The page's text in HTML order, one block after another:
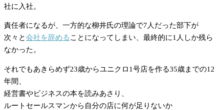
社に入社。
責任者になるが、一方的な柳井氏の理論で7人だった部下が
次々と会社を辞める ことになってしまい、最終的に1人しか残ら
なかった。
それでもあきらめず23歳からユニクロ1号店を作る35歳までの12
年間、
経営書やビジネスの本を読みあさり、
ルートセールスマンから自分の店に何が足りないか